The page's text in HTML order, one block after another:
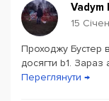
Vadym
15
Проходжу Бустер
досягти b1.
Переглянути →